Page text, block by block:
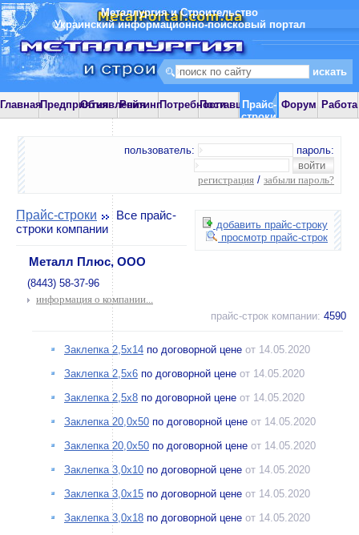
Металлургия и Строительство
Украинский информационно-поисковый портал
ГлавнаяПредприятияОбъявления
РейтингПотребностиПоставщики
Прайс-
строки
Форум Работа
пользователь: пароль:
регистрация / забыли пароль?
добавить прайс-строку
просмотр прайс-строк
Прайс-строки
Все прайс-
строки компании
Металл Плюс, ООО
(8443) 58-37-96
информация о компании...
прайс-строк компании: 4590
Заклепка 2,5х14 по договорной цене от 14.05.2020
Заклепка 2,5х6 по договорной цене от 14.05.2020
Заклепка 2,5х8 по договорной цене от 14.05.2020
Заклепка 20,0х50 по договорной цене от 14.05.2020
Заклепка 20,0х50 по договорной цене от 14.05.2020
Заклепка 3,0х10 по договорной цене от 14.05.2020
Заклепка 3,0х15 по договорной цене от 14.05.2020
Заклепка 3,0х18 по договорной цене от 14.05.2020